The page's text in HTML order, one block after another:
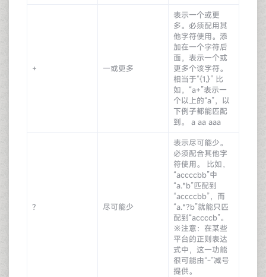
+ 一或更多
表示一个或更
多。必须配用其
他字符使用。添
加在一个字符后
面，表示一个或
更多个该字符。
相当于“{1,}” 比
如，“a+”表示一
个以上的“a”，以
下例子都能匹配
到。 a aa aaa
? 尽可能少
表示尽可能少。
必须配合其他字
符使用。 比如，
“accccbb”中
“a.*b”匹配到
“accccbb”，而
“a.*?b”就能只匹
配到“accccb”。
※注意：在某些
平台的正则表达
式中，这一功能
很可能由“-”减号
提供。